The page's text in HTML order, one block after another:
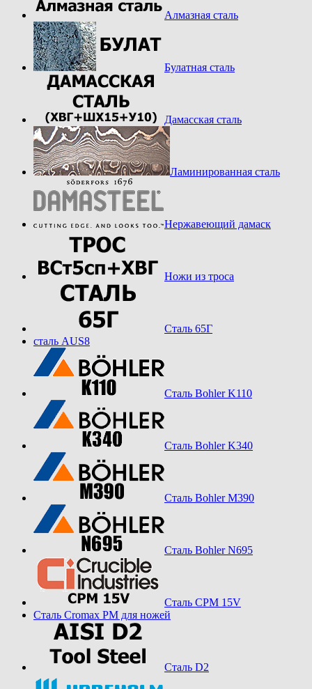
Алмазная сталь
Булатная сталь
Дамасская сталь
Ламинированная сталь
Нержавеющий дамаск
Ножи из троса
Сталь 65Г
сталь AUS8
Сталь Bohler K110
Сталь Bohler K340
Сталь Bohler M390
Сталь Bohler N695
Сталь CPM 15V
Сталь Cromax PM для ножей
Сталь D2